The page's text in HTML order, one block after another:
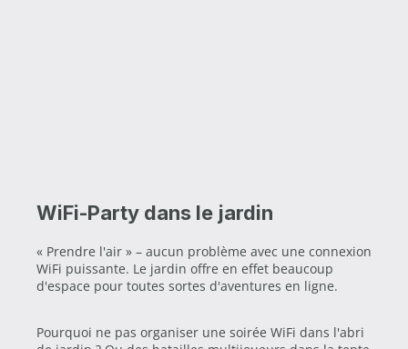
WiFi-Party dans le jardin
« Prendre l'air » – aucun problème avec une connexion
WiFi puissante. Le jardin offre en effet beaucoup
d'espace pour toutes sortes d'aventures en ligne.
Pourquoi ne pas organiser une soirée WiFi dans l'abri